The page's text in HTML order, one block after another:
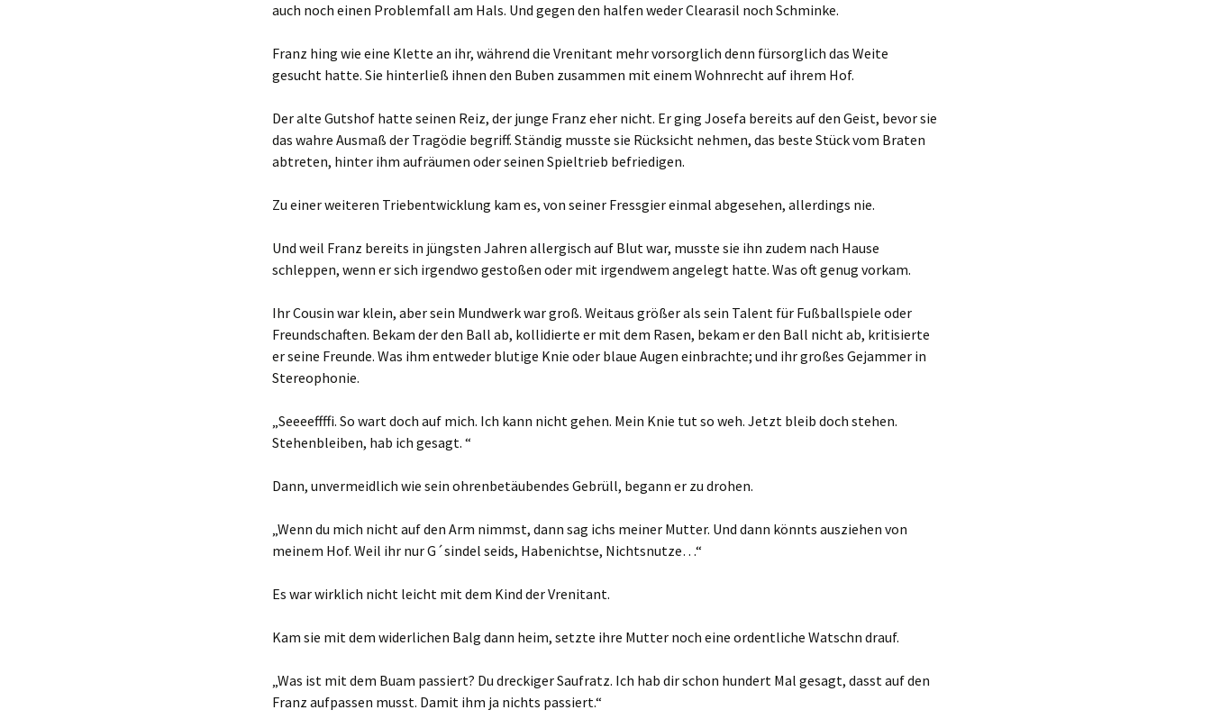
auch noch einen Problemfall am Hals. Und gegen den halfen weder Clearasil noch Schminke.
Franz hing wie eine Klette an ihr, während die Vrenitant mehr vorsorglich denn fürsorglich das Weite
gesucht hatte. Sie hinterließ ihnen den Buben zusammen mit einem Wohnrecht auf ihrem Hof.
Der alte Gutshof hatte seinen Reiz, der junge Franz eher nicht. Er ging Josefa bereits auf den Geist, bevor sie
das wahre Ausmaß der Tragödie begriff. Ständig musste sie Rücksicht nehmen, das beste Stück vom Braten
abtreten, hinter ihm aufräumen oder seinen Spieltrieb befriedigen.
Zu einer weiteren Triebentwicklung kam es, von seiner Fressgier einmal abgesehen, allerdings nie.
Und weil Franz bereits in jüngsten Jahren allergisch auf Blut war, musste sie ihn zudem nach Hause
schleppen, wenn er sich irgendwo gestoßen oder mit irgendwem angelegt hatte. Was oft genug vorkam.
Ihr Cousin war klein, aber sein Mundwerk war groß. Weitaus größer als sein Talent für Fußballspiele oder
Freundschaften. Bekam der den Ball ab, kollidierte er mit dem Rasen, bekam er den Ball nicht ab, kritisierte
er seine Freunde. Was ihm entweder blutige Knie oder blaue Augen einbrachte; und ihr großes Gejammer in
Stereophonie.
„Seeeeffffi. So wart doch auf mich. Ich kann nicht gehen. Mein Knie tut so weh. Jetzt bleib doch stehen.
Stehenbleiben, hab ich gesagt. “
Dann, unvermeidlich wie sein ohrenbetäubendes Gebrüll, begann er zu drohen.
„Wenn du mich nicht auf den Arm nimmst, dann sag ichs meiner Mutter. Und dann könnts ausziehen von
meinem Hof. Weil ihr nur G´sindel seids, Habenichtse, Nichtsnutze…“
Es war wirklich nicht leicht mit dem Kind der Vrenitant.
Kam sie mit dem widerlichen Balg dann heim, setzte ihre Mutter noch eine ordentliche Watschn drauf.
„Was ist mit dem Buam passiert? Du dreckiger Saufratz. Ich hab dir schon hundert Mal gesagt, dasst auf den
Franz aufpassen musst. Damit ihm ja nichts passiert.“